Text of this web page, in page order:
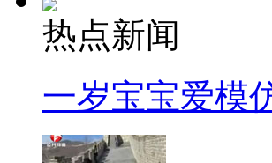
热点新闻
一岁宝宝爱模